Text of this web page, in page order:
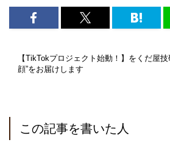
【TikTokプロジェクト始動！】をくだ屋技
顔”をお届けします
この記事を書いた人